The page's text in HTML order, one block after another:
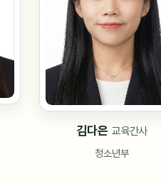
김다은 교육간사
청소년부